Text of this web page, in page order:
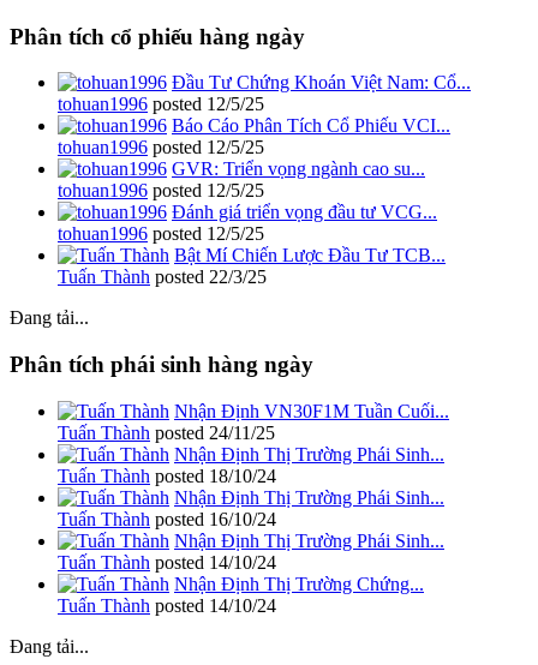
Phân tích cổ phiếu hàng ngày
Đầu Tư Chứng Khoán Việt Nam: Cổ...
tohuan1996 posted 12/5/25
Báo Cáo Phân Tích Cổ Phiếu VCI...
tohuan1996 posted 12/5/25
GVR: Triển vọng ngành cao su...
tohuan1996 posted 12/5/25
Đánh giá triển vọng đầu tư VCG...
tohuan1996 posted 12/5/25
Bật Mí Chiến Lược Đầu Tư TCB...
Tuấn Thành posted 22/3/25
Đang tải...
Phân tích phái sinh hàng ngày
Nhận Định VN30F1M Tuần Cuối...
Tuấn Thành posted 24/11/25
Nhận Định Thị Trường Phái Sinh...
Tuấn Thành posted 18/10/24
Nhận Định Thị Trường Phái Sinh...
Tuấn Thành posted 16/10/24
Nhận Định Thị Trường Phái Sinh...
Tuấn Thành posted 14/10/24
Nhận Định Thị Trường Chứng...
Tuấn Thành posted 14/10/24
Đang tải...